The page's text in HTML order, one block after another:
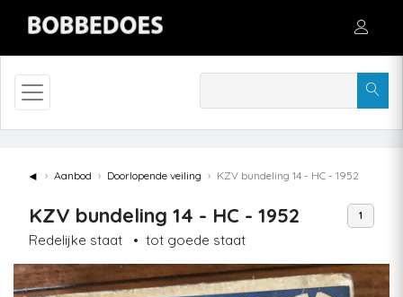
◄ Aanbod Doorlopende veiling KZV bundeling 14 - HC - 1952
KZV bundeling 14 - HC - 1952
Redelijke staat • tot goede staat
1